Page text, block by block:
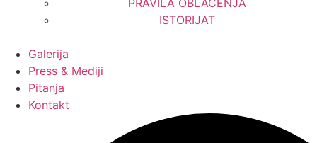
PRAVILA OBLAČENJA
ISTORIJAT
Galerija
Press & Mediji
Pitanja
Kontakt